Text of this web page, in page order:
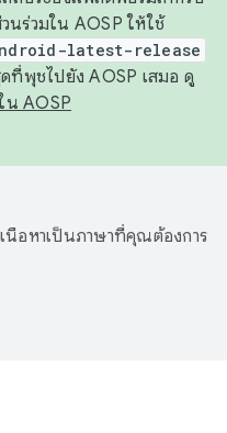
นร่วมใน AOSP ให้ใช้
latest-release
ที่พุชไปยัง AOSP เสมอ ดู
น AOSP
นื้อหาเป็นภาษาที่คุณต้องการ